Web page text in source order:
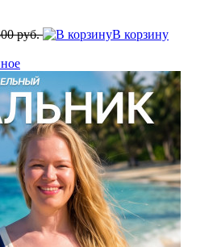
руб.
В корзину